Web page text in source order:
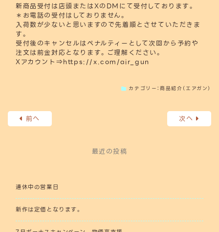
新商品受付は店頭またはXのDMにて受付しております。
＊お電話の受付はしておりません。
入荷数が少ないと思いますので先着順とさせていただきま
す。
受付後のキャンセルはペナルティーとして次回から予約や
注文は前金対応となります。ご理解ください。
Xアカウント⇒https://x.com/air_gun
カテゴリー：商品紹介（エアガン）
前へ 次へ
最近の投稿
連休中の営業日
新作は定価となります。